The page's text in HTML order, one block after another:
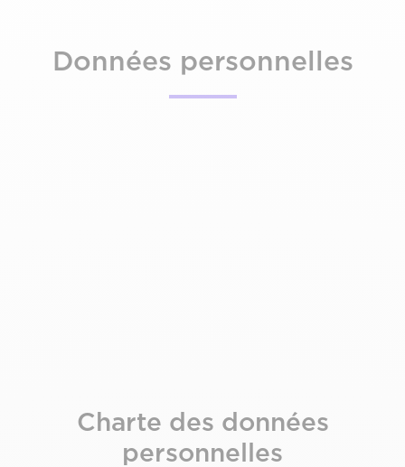
Données personnelles
Charte des données
personnelles